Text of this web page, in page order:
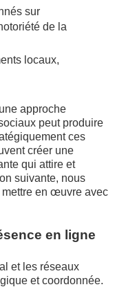
sur
de la
locaux,
approche
peut produire
ces
créer une
qui attire et
suivante, nous
en œuvre avec
en ligne
et les réseaux
et coordonnée.